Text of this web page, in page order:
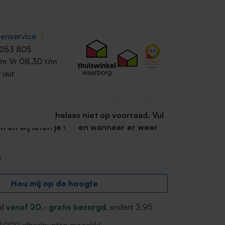
›
805
Vr 08.30 t/m
uur
059
Merk:Herôme
dit moment helaas niet op voorraad. Vul
en wij laten je weten wanneer er weer
Hou mij op de hoogte
vanaf 20,- gratis bezorgd, anders 3,95